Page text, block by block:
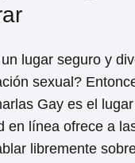
lugar seguro y
sexual?
Gay es el
en línea ofrece a
libremente